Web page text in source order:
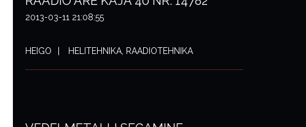
2013-03-11 21:08:55
HEIGO HELITEHNIKA, RAADIOTEHNIKA